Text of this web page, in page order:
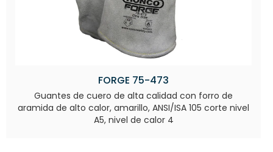
FORGE 75-473
Guantes de cuero de alta calidad con forro de
aramida de alto calor, amarillo, ANSI/ISA 105 corte nivel
A5, nivel de calor 4